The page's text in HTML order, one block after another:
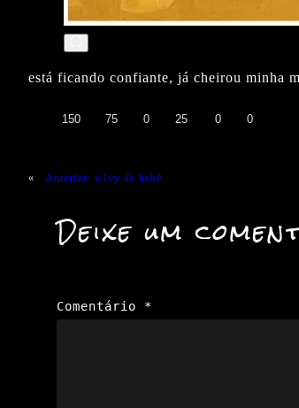
está ficando confiante, já cheirou minha
150 75 0 25 0 0
« Anterior: a Ivy de bebê
Deixe um
Comentário *